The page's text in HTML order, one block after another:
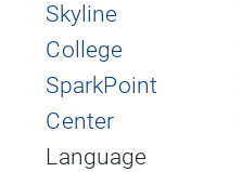
Skyline
College
SparkPoint
Center
Language